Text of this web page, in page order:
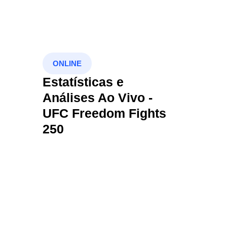
ONLINE
Estatísticas e
Análises Ao Vivo -
UFC Freedom Fights
250